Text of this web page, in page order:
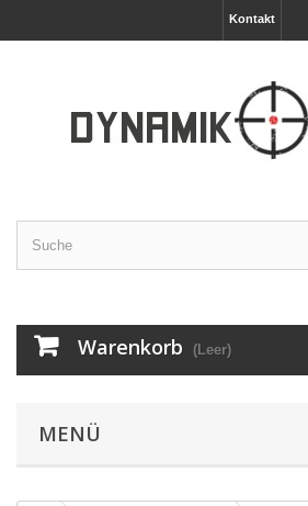
Kontakt
Warenkorb (Leer)
MENÜ